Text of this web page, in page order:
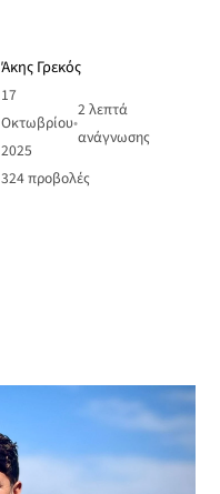
Άκης Γρεκός
17
Οκτωβρίου
2025
•
2 λεπτά
ανάγνωσης
324προβολές